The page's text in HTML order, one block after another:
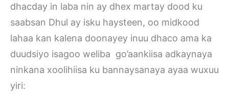
dhacday in laba nin ay dhex martay dood ku
saabsan Dhul ay isku haysteen, oo midkood
lahaa kan kalena doonayey inuu dhaco ama ka
duudsiyo isagoo weliba go’aankiisa adkaynaya
ninkana xoolihiisa ku bannaysanaya ayaa wuxuu
yiri: